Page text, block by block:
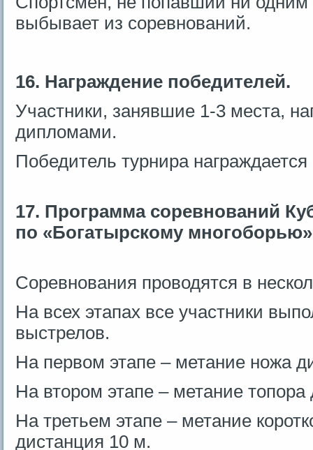
выбывает из соревнований.
16. Награждение победителей.
Участники, занявшие 1-3 места,
дипломами.
Победитель турнира награждается
17. Программа соревнований
по «Богатырскому многоборью»
Соревнования проводятся в
На всех этапах все участники
выстрелов.
На первом этапе – метание ножа
На втором этапе – метание
На третьем этапе – метание
дистанция 10 м.